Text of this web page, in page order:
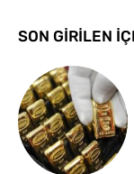
SON GİRİLEN